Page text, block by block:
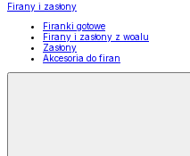
Firany i zasłony
Firanki gotowe
Firany i zasłony z woalu
Zasłony
Akcesoria do firan